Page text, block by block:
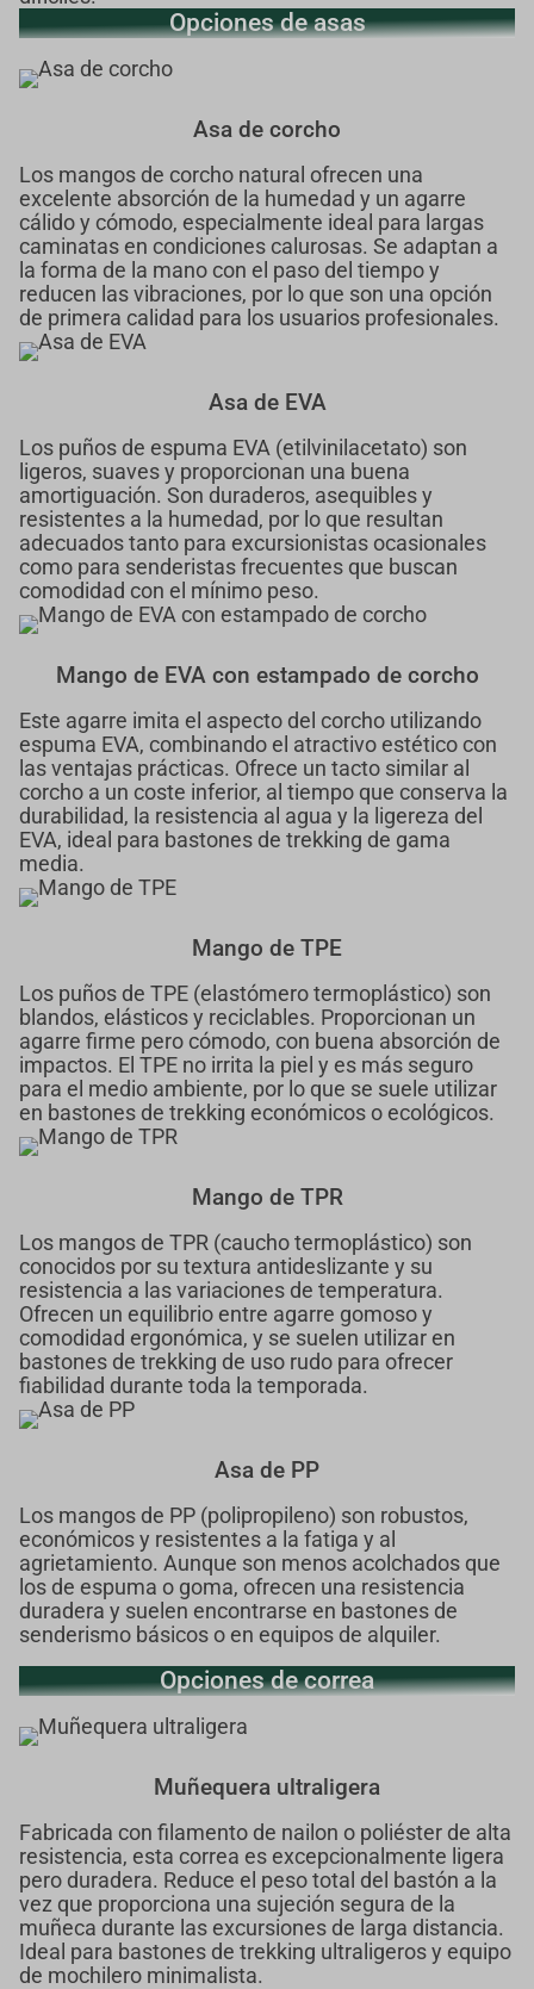
Opciones de asas
Asa de corcho
Los mangos de corcho natural ofrecen una
excelente absorción de la humedad y un agarre
cálido y cómodo, especialmente ideal para largas
caminatas en condiciones calurosas. Se adaptan a
la forma de la mano con el paso del tiempo y
reducen las vibraciones, por lo que son una opción
de primera calidad para los usuarios profesionales.
Asa de EVA
Los puños de espuma EVA (etilvinilacetato) son
ligeros, suaves y proporcionan una buena
amortiguación. Son duraderos, asequibles y
resistentes a la humedad, por lo que resultan
adecuados tanto para excursionistas ocasionales
como para senderistas frecuentes que buscan
comodidad con el mínimo peso.
Mango de EVA con estampado de corcho
Este agarre imita el aspecto del corcho utilizando
espuma EVA, combinando el atractivo estético con
las ventajas prácticas. Ofrece un tacto similar al
corcho a un coste inferior, al tiempo que conserva la
durabilidad, la resistencia al agua y la ligereza del
EVA, ideal para bastones de trekking de gama
media.
Mango de TPE
Los puños de TPE (elastómero termoplástico) son
blandos, elásticos y reciclables. Proporcionan un
agarre firme pero cómodo, con buena absorción de
impactos. El TPE no irrita la piel y es más seguro
para el medio ambiente, por lo que se suele utilizar
en bastones de trekking económicos o ecológicos.
Mango de TPR
Los mangos de TPR (caucho termoplástico) son
conocidos por su textura antideslizante y su
resistencia a las variaciones de temperatura.
Ofrecen un equilibrio entre agarre gomoso y
comodidad ergonómica, y se suelen utilizar en
bastones de trekking de uso rudo para ofrecer
fiabilidad durante toda la temporada.
Asa de PP
Los mangos de PP (polipropileno) son robustos,
económicos y resistentes a la fatiga y al
agrietamiento. Aunque son menos acolchados que
los de espuma o goma, ofrecen una resistencia
duradera y suelen encontrarse en bastones de
senderismo básicos o en equipos de alquiler.
Opciones de correa
Muñequera ultraligera
Fabricada con filamento de nailon o poliéster de alta
resistencia, esta correa es excepcionalmente ligera
pero duradera. Reduce el peso total del bastón a la
vez que proporciona una sujeción segura de la
muñeca durante las excursiones de larga distancia.
Ideal para bastones de trekking ultraligeros y equipo
de mochilero minimalista.